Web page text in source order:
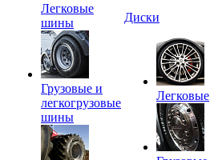
Легковые
шины
Грузовые и
легкогрузовые
шины
Диски
Легковые